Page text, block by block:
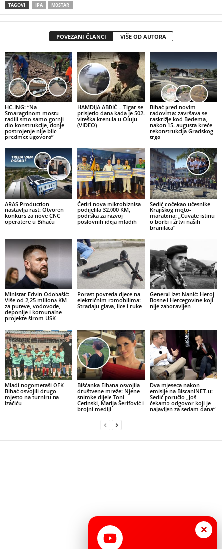
TAGOVI IPA MOSTAR
POVEZANI ČLANCI VIŠE OD AUTORA
HC-ING: “Na
Smaragdnom mostu
radili smo samo gornji
dio konstrukcije, donje
postrojenje nije bilo
predmet ugovora”
HAMDIJA ABDIĆ – Tigar se
prisjetio dana kada je 502.
viteška krenula u Oluju
(VIDEO)
Bihać pred novim
radovima: završava se
raskrižje kod Bedema,
nakon 15. augusta kreće
rekonstrukcija Gradskog
trga
ARAS Production
nastavlja rast: Otvoren
konkurs za nove CNC
operatere u Bihaću
Četiri nova mikrobiznisa
podijelila 32.000 KM,
podrška za razvoj
poslovnih ideja mladih
Sedić dočekao učesnike
Krajiškog moto-
maratona: „Čuvate istinu
o borbi i žrtvi naših
branilaca“
Ministar Edvin Odobašić:
Više od 2,25 miliona KM
za puteve, vodovode,
deponije i komunalne
projekte širom USK
Porast povreda djece na
električnim romobilima:
Stradaju glava, lice i ruke
General Izet Nanić: Heroj
Bosne i Hercegovine koji
nije zaboravljen
Mladi nogometaši OFK
Bihać osvojili drugo
mjesto na turniru na
Izačiću
Bišćanka Elhana osvojila
društvene mreže: Njene
snimke dijele Toni
Cetinski, Marija Šerifović i
brojni mediji
Dva mjeseca nakon
emisije na BiscaniNET-u:
Sedić poručio „Još
čekamo odgovor koji je
najavljen za sedam dana“
×